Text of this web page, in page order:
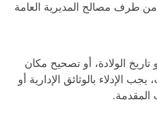
من طرف مصالح المديرية العامة
الولادة، أو تصحيح مكان
الإدلاء بالوثائق الإدارية أو
المقدمة.